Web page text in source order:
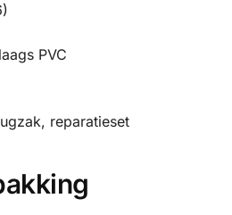
PVC
reparatieset